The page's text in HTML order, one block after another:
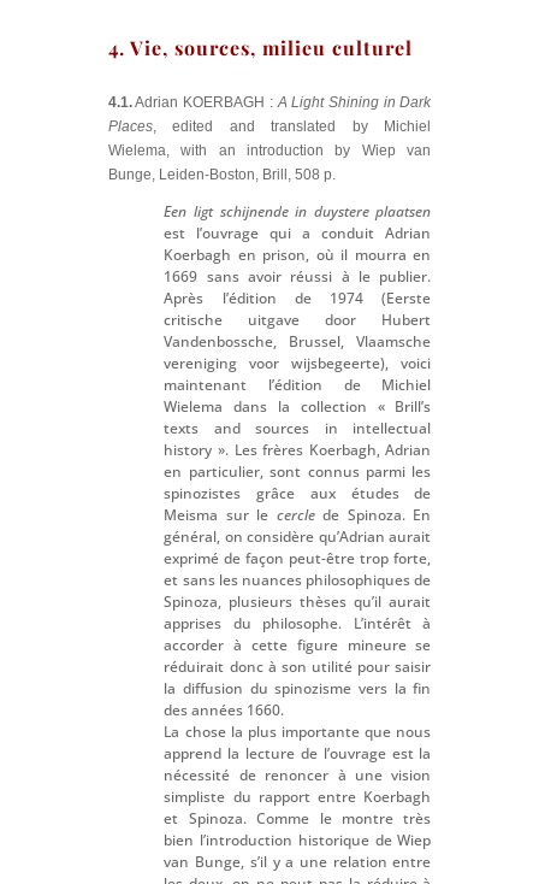
4. Vie, sources, milieu culturel
4.1.Adrian KOERBAGH :A Light Shining in Dark
Places, edited and translated by Michiel
Wielema, with an introduction by Wiep van
Bunge, Leiden-Boston, Brill, 508 p.
Een ligt schijnende in duystere plaatsen
est l’ouvrage qui a conduit Adrian
Koerbagh en prison, où il mourra en
1669 sans avoir réussi à le publier.
Après l’édition de 1974 (Eerste
critische uitgave door Hubert
Vandenbossche, Brussel, Vlaamsche
vereniging voor wijsbegeerte), voici
maintenant l’édition de Michiel
Wielema dans la collection « Brill’s
texts and sources in intellectual
history ». Les frères Koerbagh, Adrian
en particulier, sont connus parmi les
spinozistes grâce aux études de
Meisma sur le cerclede Spinoza. En
général, on considère qu’Adrian aurait
exprimé de façon peut-être trop forte,
et sans les nuances philosophiques de
Spinoza, plusieurs thèses qu’il aurait
apprises du philosophe. L’intérêt à
accorder à cette figure mineure se
réduirait donc à son utilité pour saisir
la diffusion du spinozisme vers la fin
des années 1660.
La chose la plus importante que nous
apprend la lecture de l’ouvrage est la
nécessité de renoncer à une vision
simpliste du rapport entre Koerbagh
et Spinoza. Comme le montre très
bien l’introduction historique de Wiep
van Bunge, s’il y a une relation entre